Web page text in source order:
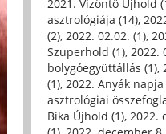
2021. Vízöntő Újhold
asztrológiája (14),
(2), 2022. 02.02. (1),
Szuperhold (1), 2022.
bolygóegyüttállás (1),
(1), 2022. Anyák napja
asztrológiai
Bika Újhold (1), 2022.